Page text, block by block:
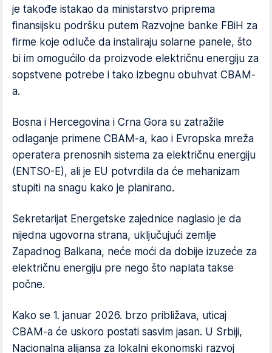
je takođe istakao da ministarstvo priprema
finansijsku podršku putem Razvojne banke FBiH za
firme koje odluče da instaliraju solarne panele, što
bi im omogućilo da proizvode električnu energiju za
sopstvene potrebe i tako izbegnu obuhvat CBAM-
a.
Bosna i Hercegovina i Crna Gora su zatražile
odlaganje primene CBAM-a, kao i Evropska mreža
operatera prenosnih sistema za električnu energiju
(ENTSO-E), ali je EU potvrdila da će mehanizam
stupiti na snagu kako je planirano.
Sekretarijat Energetske zajednice naglasio je da
nijedna ugovorna strana, uključujući zemlje
Zapadnog Balkana, neće moći da dobije izuzeće za
električnu energiju pre nego što naplata takse
počne.
Kako se 1. januar 2026. brzo približava, uticaj
CBAM-a će uskoro postati sasvim jasan. U Srbiji,
Nacionalna alijansa za lokalni ekonomski razvoj